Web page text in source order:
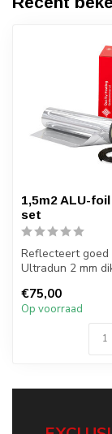
1,5m2 ALU-
set
Reflecteert goed
Ultradun 2 mm
levenslange
€75,00
Op voorraad